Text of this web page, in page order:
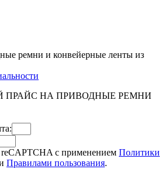
ремни и конвейерные ленты из
ПРАЙС НА ПРИВОДНЫЕ РЕМНИ
с применением Политики
Правилами пользования.